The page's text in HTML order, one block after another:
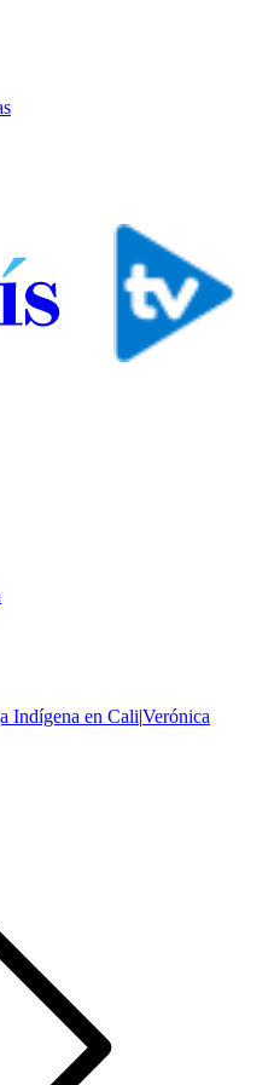
Indígena en Cali|Verónica